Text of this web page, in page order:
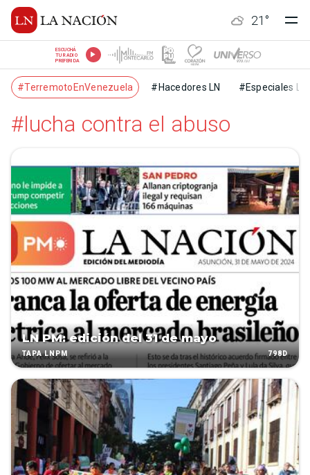
21 °
ESCUCHÁ
TU RADIO
PREFERIDA
#TerremotoEnVenezuela #Hacedores LN #Especiales LN
#lucha contra el abuso
LN PM: edición del 31 de mayo
TAPA LNPM 798D